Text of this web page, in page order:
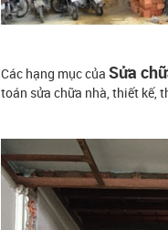
Các hạng mục của Sửa
toán sửa chữa nhà, thiết kế,